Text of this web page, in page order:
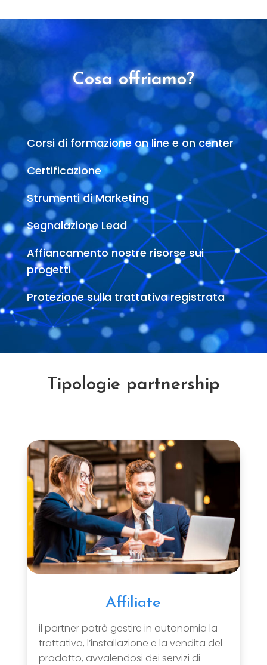
Cosa offriamo?
Corsi di formazione on line e on center
Certificazione
Strumenti di Marketing
Segnalazione Lead
Affiancamento nostre risorse sui
progetti
Protezione sulla trattativa registrata
Tipologie partnership
Affiliate
il partner potrà gestire in autonomia la
trattativa, l’installazione e la vendita del
prodotto, avvalendosi dei servizi di